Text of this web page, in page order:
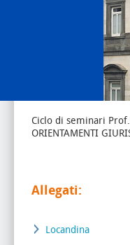
Ciclo di seminari
ORIENTAMENTI
Allegati:
Locandina